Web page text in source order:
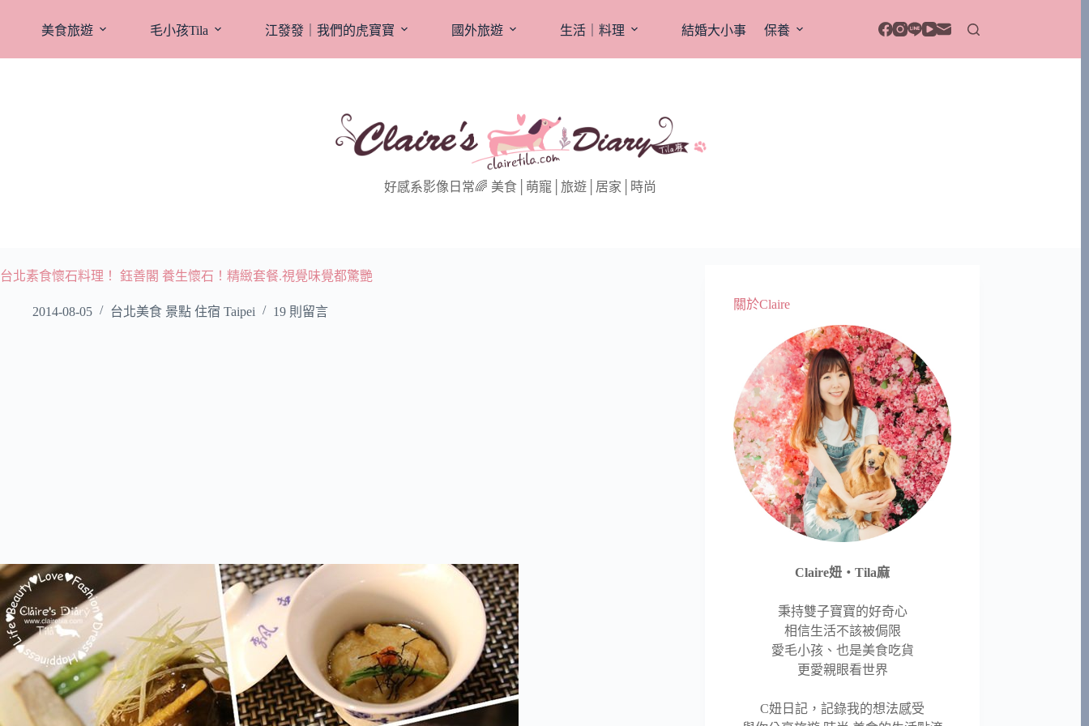
美食旅遊 毛小孩Tila 江發發｜我們的虎寶寶 國外旅遊 生活｜料理 結婚大小事 保養
好感系影像日常🌈 美食│萌寵│旅遊│居家│時尚
台北素食懷石料理！ 鈺善閣 養生懷石！精緻套餐.視覺味覺都驚艷
2014-08-05 台北美食 景點 住宿 Taipei 19 則留言
關於Claire
Claire妞‧Tila麻
秉持雙子寶寶的好奇心
相信生活不該被侷限
愛毛小孩、也是美食吃貨
更愛親眼看世界
C妞日記，記錄我的想法感受